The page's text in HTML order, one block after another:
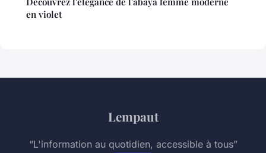
en violet
Lempaut
“L'information au quotidien, accessible à tous”